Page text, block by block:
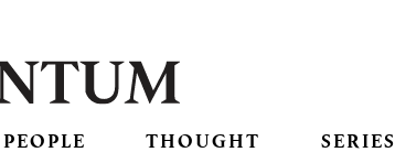
PEOPLE THOUGHT SERIES